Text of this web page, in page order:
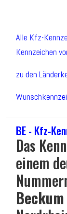
Alle Kfz-
Kennzeichen
zu den
BE - Kfz-
Das
einem
Beckum